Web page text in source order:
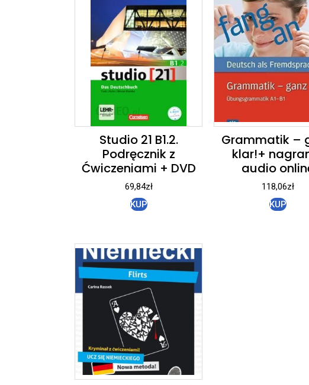
Studio 21 B1.2.
Podręcznik z
Ćwiczeniami + DVD
69,84zł
KUP
Grammatik –
klar!+
audio
118,06zł
KUP